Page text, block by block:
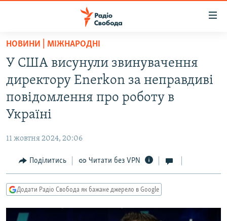
Перейти
основного
матеріалу
Перейти
до
основної
Перейти
пошуку
СТАТТІ
ПОЛІТИКА
КУЛЬТУРА
СПОРТ
СВІТ
ВІЙНА
ДОНБАС.РЕАЛІЇ
КРИМ.РЕАЛІЇ
ТИ ЯК?
КИТАЙ.ВИКЛИКИ
НОВИНИ | МІЖНАРОДНІ
У США висунули звинувачення
директору Enerkon за неправдиві
повідомлення про роботу в
Україні
11 жовтня 2024, 20:06
Поділитись Читати без VPN
Додати Радіо Свобода як бажане джерело в Google